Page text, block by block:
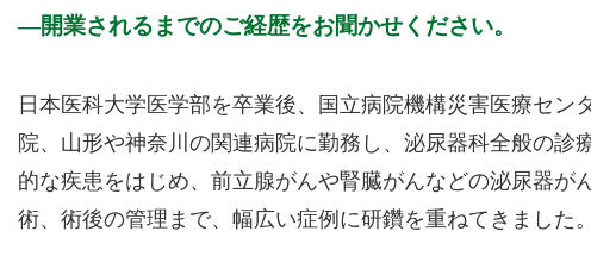
開業されるまでのご経歴をお聞かせください。
日本医科大学医学部を卒業後、国立病院機構災害医療セ
院、山形や神奈川の関連病院に勤務し、泌尿器科全般の
的な疾患をはじめ、前立腺がんや腎臓がんなどの泌尿器が
術、術後の管理まで、幅広い症例に研鑽を重ねてきました。